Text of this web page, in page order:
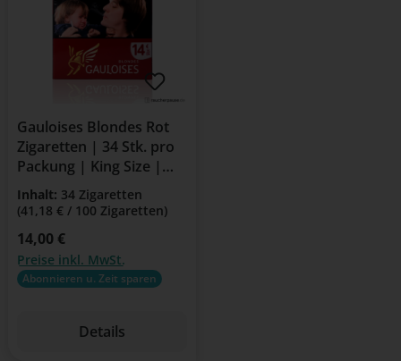
Gauloises Blondes Rot
Zigaretten | 34 Stk. pro
Packung | King Size |
American Blend
Inhalt: 34 Zigaretten
(41,18 € / 100 Zigaretten)
Regulärer Preis:
14,00 €
Preise inkl. MwSt.
Abonnieren u. Zeit sparen
Details